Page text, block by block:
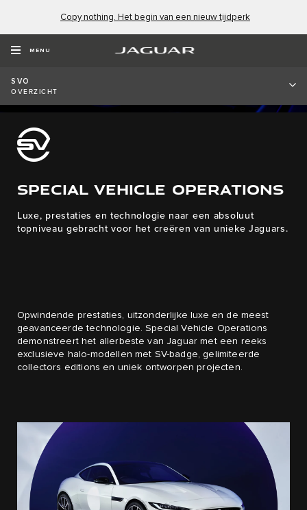
Copy nothing. Het begin van een nieuw tijdperk
MENU
SVO
OVERZICHT
SPECIAL VEHICLE OPERATIONS
Luxe, prestaties en technologie naar een absoluut
topniveau gebracht voor het creëren van unieke Jaguars.
Opwindende prestaties, uitzonderlijke luxe en de meest
geavanceerde technologie. Special Vehicle Operations
demonstreert het allerbeste van Jaguar met een reeks
exclusieve halo-modellen met SV-badge, gelimiteerde
collectors editions en uniek ontworpen projecten.​